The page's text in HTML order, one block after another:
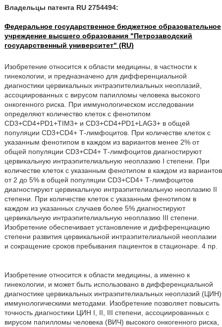
Владельцы патента RU 2754494:
Федеральное государственное бюджетное образовательное
учреждение высшего образования "Петрозаводский
государственный университет" (RU)
Изобретение относится к области медицины, в частности к
гинекологии, и предназначено для дифференциальной
диагностики цервикальных интраэпителиальных неоплазий,
ассоциированных с вирусом папилломы человека высокого
онкогенного риска. При иммунологическом исследовании
определяют количество клеток с фенотипом
CD3+CD4+PD1+TIM3+ и CD3+CD4+PD1+LAG3+ в общей
популяции CD3+CD4+ Т-лимфоцитов. При количестве клеток с
указанным фенотипом в каждом из вариантов менее 2% от
общей популяции CD3+CD4+ Т-лимфоцитов диагностируют
цервикальную интраэпителиальную неоплазию I степени. При
количестве клеток с указанным фенотипом в каждом из вариантов
от 2 до 5% в общей популяции CD3+CD4+ Т-лимфоцитов
диагностируют цервикальную интраэпителиальную неоплазию II
степени. При количестве клеток с указанным фенотипом в
каждом из указанных случаев более 5% диагностируют
цервикальную интраэпителиальную неоплазию III степени.
Изобретение обеспечивает установление и дифференциацию
степени развития цервикальной интраэпителиальной неоплазии
и сокращение сроков пребывания пациенток в стационаре. 4 пр.
Изобретение относится к области медицины, а именно к
гинекологии, и может быть использовано в дифференциальной
диагностике цервикальных интраэпителиальных неоплазий (ЦИН)
иммунологическими методами. Изобретение позволяет повысить
точность диагностики ЦИН I, II, III степени, ассоциированных с
вирусом папилломы человека (ВИЧ) высокого онкогенного риска,